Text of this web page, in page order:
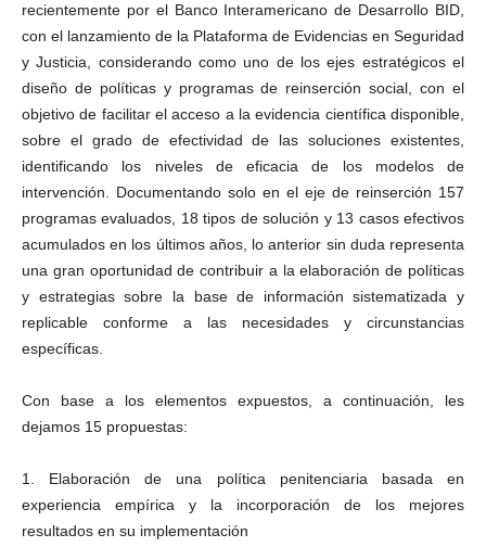
recientemente por el Banco Interamericano de Desarrollo BID,
con el lanzamiento de la Plataforma de Evidencias en Seguridad
y Justicia, considerando como uno de los ejes estratégicos el
diseño de políticas y programas de reinserción social, con el
objetivo de facilitar el acceso a la evidencia científica disponible,
sobre el grado de efectividad de las soluciones existentes,
identificando los niveles de eficacia de los modelos de
intervención. Documentando solo en el eje de reinserción 157
programas evaluados, 18 tipos de solución y 13 casos efectivos
acumulados en los últimos años, lo anterior sin duda representa
una gran oportunidad de contribuir a la elaboración de políticas
y estrategias sobre la base de información sistematizada y
replicable conforme a las necesidades y circunstancias
específicas.
Con base a los elementos expuestos, a continuación, les
dejamos 15 propuestas:
1. Elaboración de una política penitenciaria basada en
experiencia empírica y la incorporación de los mejores
resultados en su implementación